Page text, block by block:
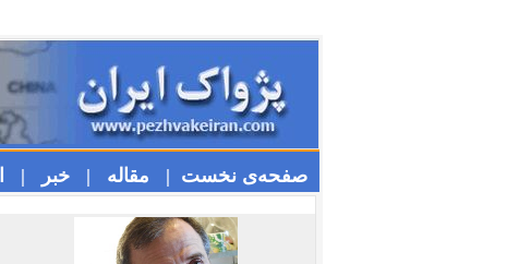
صفحه‌ی نخست | مقاله | خبر |